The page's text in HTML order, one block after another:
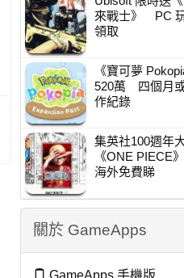
來戰士》 PC
領取
《寶可夢
520萬 四個月
作紀錄
集英社100週年
《ONE PIECE
海外免費睇
關於 GameApps
GameApps 手機版